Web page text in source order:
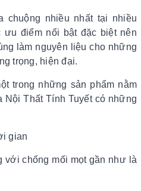
chuộng nhiều nhất tại nhiều
điểm nổi bật đặc biệt nên
làm nguyên liệu cho những
trọng, hiện đại.
trong những sản phẩm nằm
Nội Thất Tính Tuyết có những
gian
với chống mối mọt gần như là